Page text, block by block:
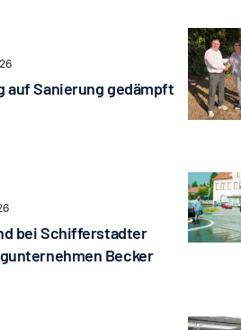
auf Sanierung gedämpft
bei Schifferstadter
Becker